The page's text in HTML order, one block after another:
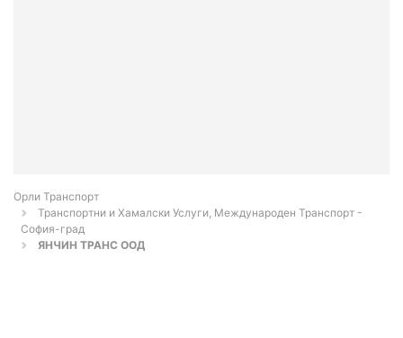
Орли Транспорт
Транспортни и Хамалски Услуги, Международен Транспорт -
София-град
ЯНЧИН ТРАНС ООД